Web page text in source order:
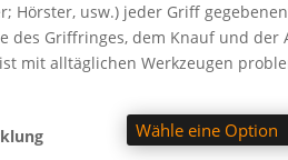
Hörster, usw.) jeder Griff
des Griffringes, dem Knauf und der
mit alltäglichen Werkzeugen